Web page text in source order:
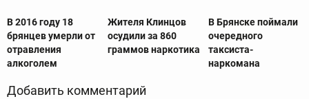
В 2016 году 18
брянцев умерли от
отравления
алкоголем
Жителя Клинцов
осудили за 860
граммов наркотика
В Брянске поймали
очередного
таксиста-
наркомана
Добавить комментарий